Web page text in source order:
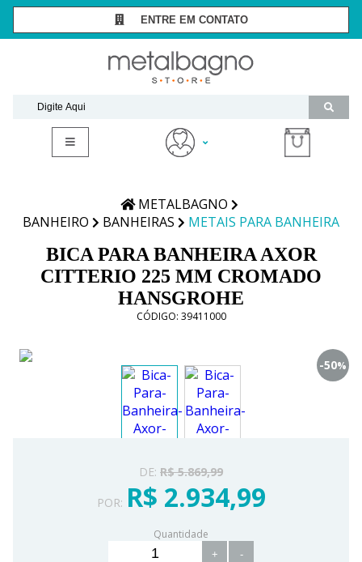
ENTRE EM CONTATO
SÃO PAULO - (11) 3081-7006
RIO DE JANEIRO -
(21) 2294-8091
(11) 99467-1909
METALBAGNO
BANHEIRO
BANHEIRAS METAIS PARA BANHEIRA
BICA PARA BANHEIRA AXOR
CITTERIO 225 MM CROMADO
HANSGROHE
CÓDIGO: 39411000
-50%
DE: R$ 5.869,99
POR: R$ 2.934,99
Quantidade
+ -